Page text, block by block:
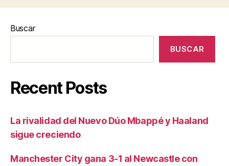
Buscar
BUSCAR
Recent Posts
La rivalidad del Nuevo Dúo Mbappé y Haaland
sigue creciendo
Manchester City gana 3-1 al Newcastle con